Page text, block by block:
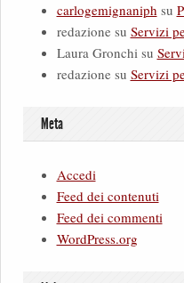
carlogemignaniph su
redazionesu Servizi
Laura Gronchisu
redazionesu Servizi
Meta
Accedi
Feed dei contenuti
Feed dei commenti
WordPress.org